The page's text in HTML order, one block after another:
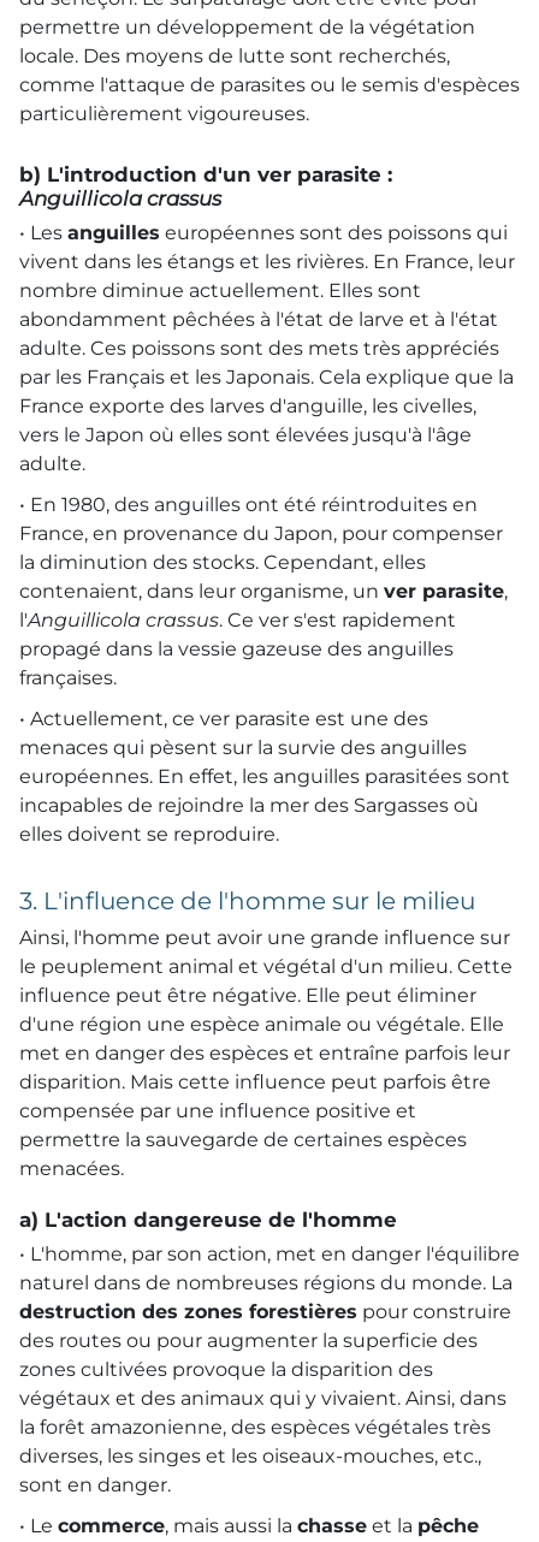
permettre un développement de la végétation
locale. Des moyens de lutte sont recherchés,
comme l'attaque de parasites ou le semis d'espèces
particulièrement vigoureuses.
b) L'introduction d'un ver parasite :
Anguillicola crassus
• Les anguilles européennes sont des poissons qui
vivent dans les étangs et les rivières. En France, leur
nombre diminue actuellement. Elles sont
abondamment pêchées à l'état de larve et à l'état
adulte. Ces poissons sont des mets très appréciés
par les Français et les Japonais. Cela explique que la
France exporte des larves d'anguille, les civelles,
vers le Japon où elles sont élevées jusqu'à l'âge
adulte.
• En 1980, des anguilles ont été réintroduites en
France, en provenance du Japon, pour compenser
la diminution des stocks. Cependant, elles
contenaient, dans leur organisme, un ver parasite,
l'Anguillicola crassus. Ce ver s'est rapidement
propagé dans la vessie gazeuse des anguilles
françaises.
• Actuellement, ce ver parasite est une des
menaces qui pèsent sur la survie des anguilles
européennes. En effet, les anguilles parasitées sont
incapables de rejoindre la mer des Sargasses où
elles doivent se reproduire.
3. L'influence de l'homme sur le milieu
Ainsi, l'homme peut avoir une grande influence sur
le peuplement animal et végétal d'un milieu. Cette
influence peut être négative. Elle peut éliminer
d'une région une espèce animale ou végétale. Elle
met en danger des espèces et entraîne parfois leur
disparition. Mais cette influence peut parfois être
compensée par une influence positive et
permettre la sauvegarde de certaines espèces
menacées.
a) L'action dangereuse de l'homme
• L'homme, par son action, met en danger l'équilibre
naturel dans de nombreuses régions du monde. La
destruction des zones forestières pour construire
des routes ou pour augmenter la superficie des
zones cultivées provoque la disparition des
végétaux et des animaux qui y vivaient. Ainsi, dans
la forêt amazonienne, des espèces végétales très
diverses, les singes et les oiseaux-mouches, etc.,
sont en danger.
• Le commerce, mais aussi la chasse et la pêche